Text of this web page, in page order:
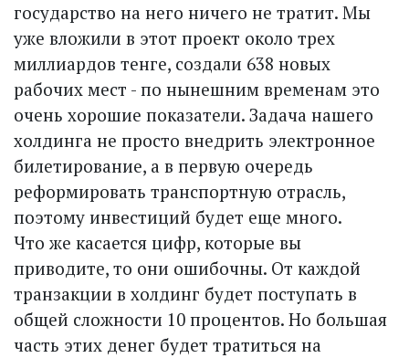
государство на него ничего не тратит. Мы
уже вложили в этот проект около трех
миллиардов тенге, создали 638 новых
рабочих мест - по нынешним временам это
очень хорошие показатели. Задача нашего
холдинга не просто внедрить электронное
билетирование, а в первую очередь
реформировать транспортную отрасль,
поэтому инвестиций будет еще много.
Что же касается цифр, которые вы
приводите, то они ошибочны. От каждой
транзакции в холдинг будет поступать в
общей сложности 10 процентов. Но большая
часть этих денег будет тратиться на